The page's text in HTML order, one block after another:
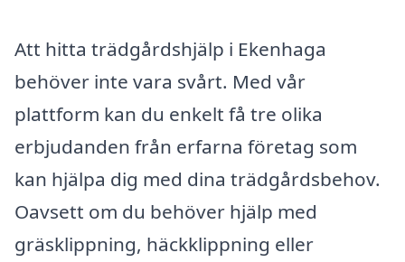
Att hitta trädgårdshjälp i Ekenhaga
behöver inte vara svårt. Med vår
plattform kan du enkelt få tre olika
erbjudanden från erfarna företag som
kan hjälpa dig med dina trädgårdsbehov.
Oavsett om du behöver hjälp med
gräsklippning, häckklippning eller